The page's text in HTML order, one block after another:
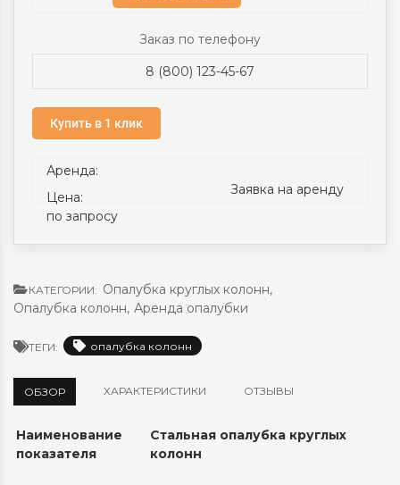
Заказ по телефону
8 (800) 123-45-67
Купить в 1 клик
Аренда:
Цена:
по запросу
Заявка на аренду
КАТЕГОРИИ: Опалубка круглых колонн,
Опалубка колонн, Аренда опалубки
ТЕГИ: опалубка колонн
ОБЗОР ХАРАКТЕРИСТИКИ ОТЗЫВЫ
Наименование
показателя
Стальная опалубка круглых
колонн